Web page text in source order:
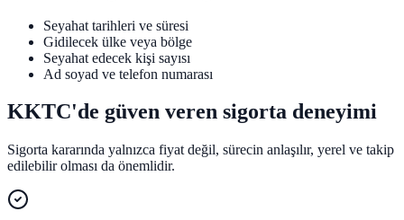
Seyahat tarihleri ve süresi
Gidilecek ülke veya bölge
Seyahat edecek kişi sayısı
Ad soyad ve telefon numarası
KKTC'de güven veren sigorta deneyimi
Sigorta kararında yalnızca fiyat değil, sürecin anlaşılır, yerel ve takip
edilebilir olması da önemlidir.